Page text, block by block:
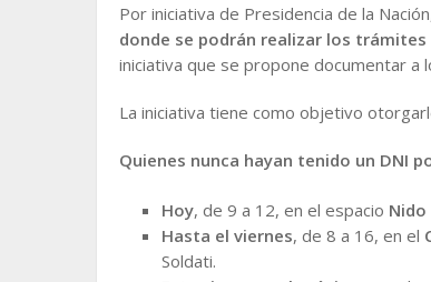
Por iniciativa de Presidencia de la
donde se podrán realizar los trámites
iniciativa que se propone documentar a
La iniciativa tiene como objetivo
Quienes nunca hayan tenido un DNI
Hoy, de 9 a 12, en el espacio
Hasta el viernes, de 8 a 16, en el
Soldati.